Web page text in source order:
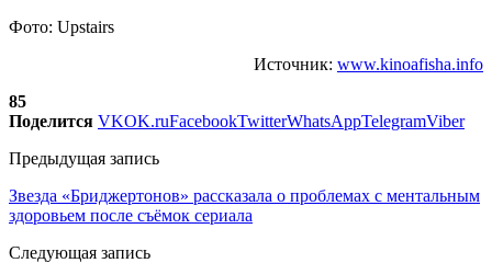
Фото: Upstairs
Источник: www.kinoafisha.info
85
Поделится VKOK.ruFacebookTwitterWhatsAppTelegramViber
Предыдущая запись
Звезда «Бриджертонов» рассказала о проблемах с ментальным
здоровьем после съёмок сериала
Следующая запись